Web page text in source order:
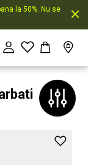
la 50%. Nu se